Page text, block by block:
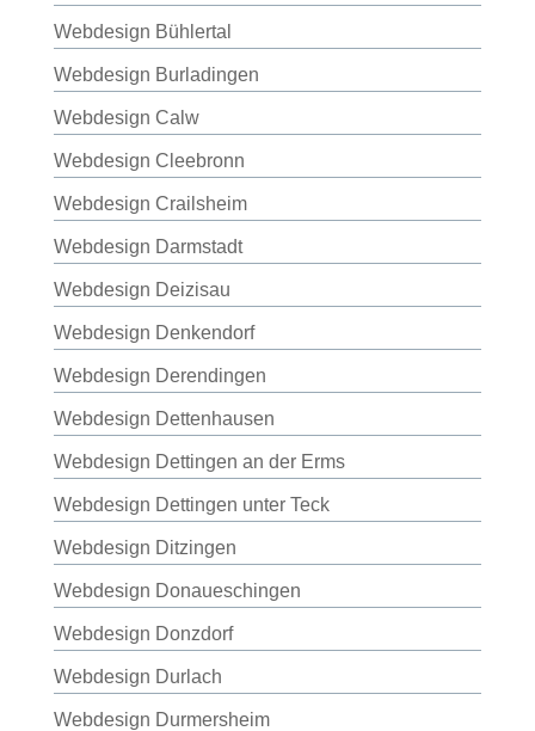
Webdesign Bühlertal
Webdesign Burladingen
Webdesign Calw
Webdesign Cleebronn
Webdesign Crailsheim
Webdesign Darmstadt
Webdesign Deizisau
Webdesign Denkendorf
Webdesign Derendingen
Webdesign Dettenhausen
Webdesign Dettingen an der Erms
Webdesign Dettingen unter Teck
Webdesign Ditzingen
Webdesign Donaueschingen
Webdesign Donzdorf
Webdesign Durlach
Webdesign Durmersheim